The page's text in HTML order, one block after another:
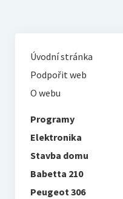
Úvodní stránka
Podpořit web
O webu
Programy
Elektronika
Stavba domu
Babetta 210
Peugeot 306